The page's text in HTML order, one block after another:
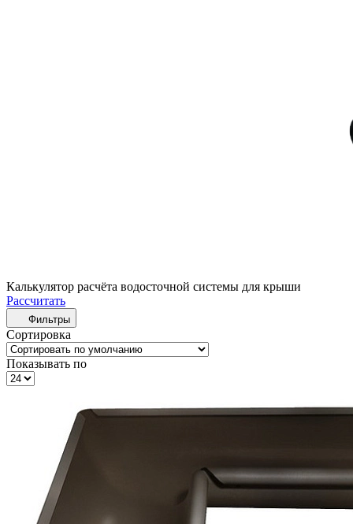
Калькулятор расчёта водосточной системы для крыши
Рассчитать
Фильтры
Сортировка
Показывать по